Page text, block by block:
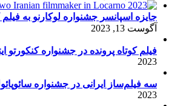
جایزه اسپانسر جشنواره لوکارنو به فیلم
آگوست 13, 2023
فیلم کوتاه پرونده در جشنواره کنکورتو
2023
سه فیلم‌ساز ایرانی در جشنواره سائوپائولو
2023